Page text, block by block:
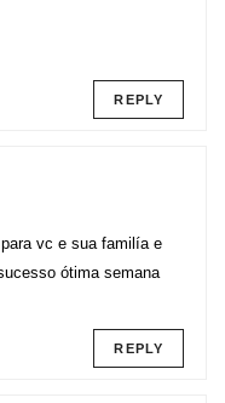
REPLY
vc e sua familía e
ótima semana
REPLY